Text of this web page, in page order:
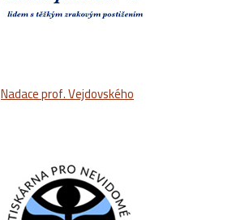
Nadace prof. Vejdovského